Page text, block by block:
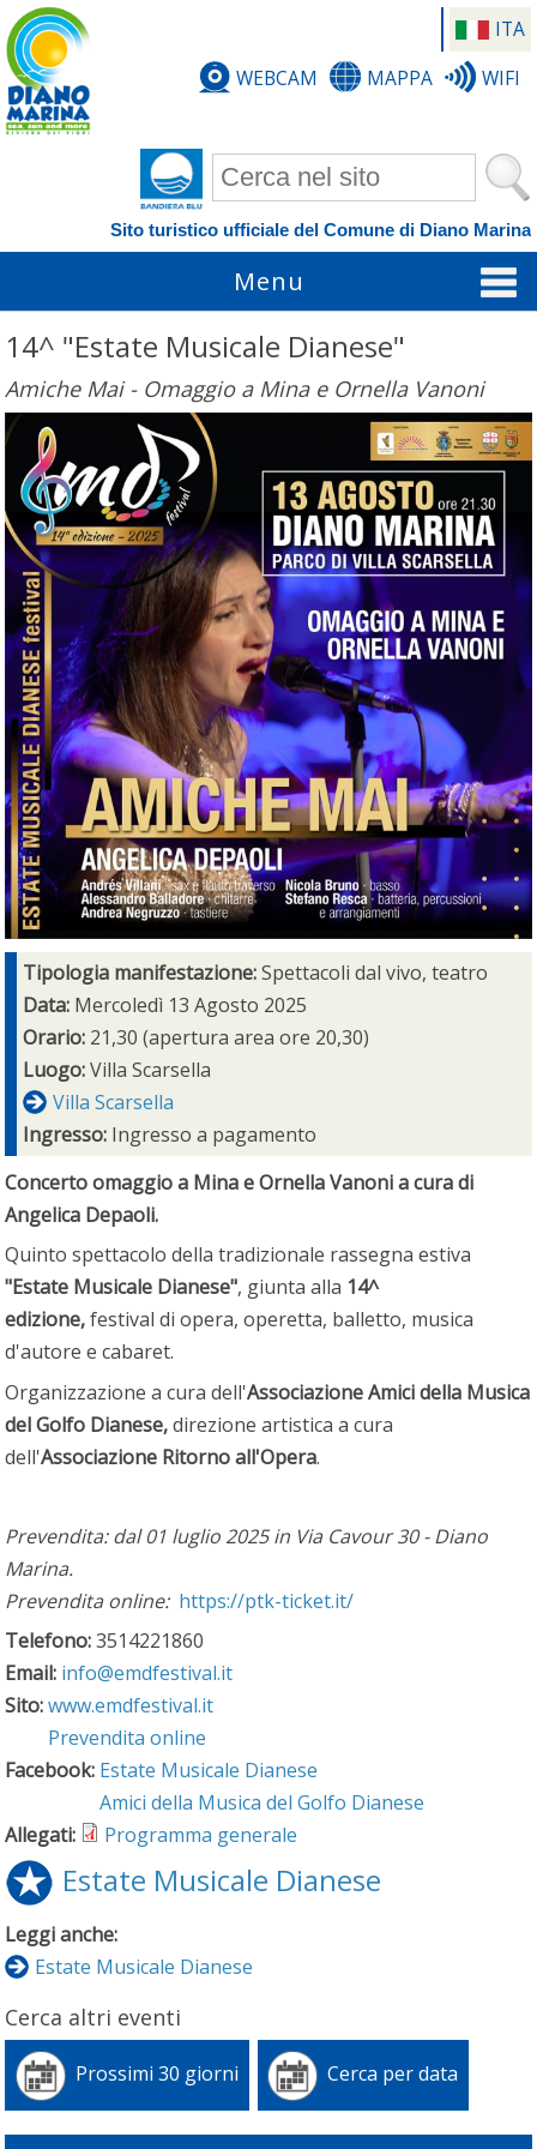
ITA
WEBCAM
MAPPA WIFI
Form di ricerca
Sito turistico ufficiale del Comune di Diano Marina
Menu
14^ "Estate Musicale Dianese"
Amiche Mai - Omaggio a Mina e Ornella Vanoni
Tipologia manifestazione:Spettacoli dal vivo, teatro
Data: Mercoledì 13 Agosto 2025
Orario: 21,30 (apertura area ore 20,30)
Luogo:Villa Scarsella
Villa Scarsella
Ingresso: Ingresso a pagamento
Concerto omaggio a Mina e Ornella Vanoni a cura di
Angelica Depaoli.
Quinto spettacolo della tradizionale rassegna estiva
"Estate Musicale Dianese", giunta alla 14^
edizione,festival di opera, operetta, balletto, musica
d'autore e cabaret.
Organizzazione a cura dell'Associazione Amici della Musica
del Golfo Dianese,direzione artistica a cura
dell'Associazione Ritorno all'Opera.
Prevendita: dal 01 luglio 2025 in Via Cavour 30 - Diano
Marina.
Prevendita online: https://ptk-ticket.it/
Telefono:3514221860
Email: info@emdfestival.it
Sito:www.emdfestival.it
Prevendita online
Facebook: Estate Musicale Dianese
Amici della Musica del Golfo Dianese
Allegati:
Programma generale
Estate Musicale Dianese
Leggi anche:
Estate Musicale Dianese
Cerca altri eventi
Prossimi 30 giorni Cerca per data